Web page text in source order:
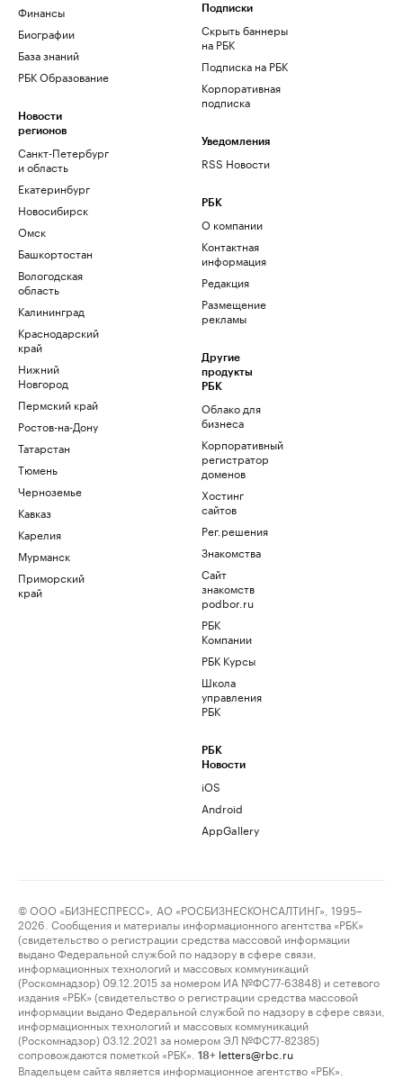
Финансы
Биографии
База знаний
РБК Образование
Новости
регионов
Санкт-Петербург
и область
Екатеринбург
Новосибирск
Омск
Башкортостан
Вологодская
область
Калининград
Краснодарский
край
Нижний
Новгород
Пермский край
Ростов-на-Дону
Татарстан
Тюмень
Черноземье
Кавказ
Карелия
Мурманск
Приморский
край
Подписки
Скрыть баннеры
на РБК
Подписка на РБК
Корпоративная
подписка
Уведомления
RSS Новости
РБК
О компании
Контактная
информация
Редакция
Размещение
рекламы
Другие
продукты
РБК
Облако для
бизнеса
Корпоративный
регистратор
доменов
Хостинг
сайтов
Рег.решения
Знакомства
Сайт
знакомств
podbor.ru
РБК
Компании
РБК Курсы
Школа
управления
РБК
РБК
Новости
iOS
Android
AppGallery
© ООО «БИЗНЕСПРЕСС», АО «РОСБИЗНЕСКОНСАЛТИНГ», 1995–
2026. Сообщения и материалы информационного агентства «РБК»
(свидетельство о регистрации средства массовой информации
выдано Федеральной службой по надзору в сфере связи,
информационных технологий и массовых коммуникаций
(Роскомнадзор) 09.12.2015 за номером ИА №ФС77-63848) и сетевого
издания «РБК» (свидетельство о регистрации средства массовой
информации выдано Федеральной службой по надзору в сфере связи,
информационных технологий и массовых коммуникаций
(Роскомнадзор) 03.12.2021 за номером ЭЛ №ФС77-82385)
сопровождаются пометкой «РБК».
18+ letters@rbc.ru
Владельцем сайта является информационное агентство «РБК».